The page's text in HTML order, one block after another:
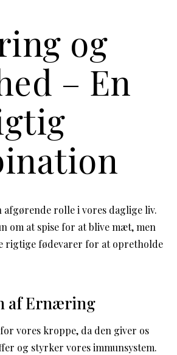
og
– En
rolle i vores daglige liv.
om at spise for at blive mæt, men
rigtige fødevarer for at opretholde
af Ernæring
vores kroppe, da den giver os
og styrker vores immunsystem.